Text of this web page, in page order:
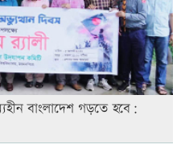
বাংলাদেশ গড়তে হবে: